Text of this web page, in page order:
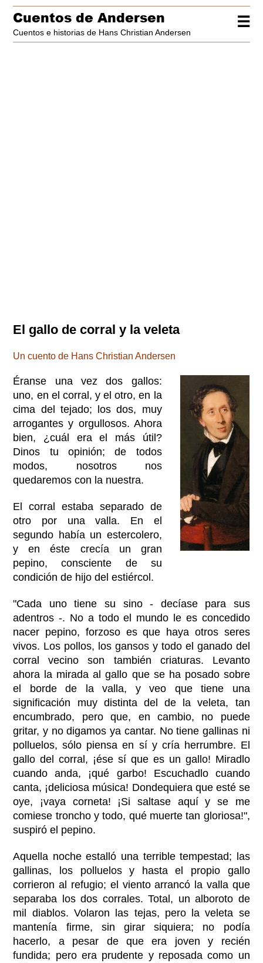
☰
Cuentos de Andersen
Cuentos e historias de Hans Christian Andersen
El gallo de corral y la veleta
Un cuento de Hans Christian Andersen
Éranse una vez dos gallos:
uno, en el corral, y el otro, en la
cima del tejado; los dos, muy
arrogantes y orgullosos. Ahora
bien, ¿cuál era el más útil?
Dinos tu opinión; de todos
modos, nosotros nos
quedaremos con la nuestra.
El corral estaba separado de
otro por una valla. En el
segundo había un estercolero,
y en éste crecía un gran
pepino, consciente de su
condición de hijo del estiércol.
"Cada uno tiene su sino - decíase para sus
adentros -. No a todo el mundo le es concedido
nacer pepino, forzoso es que haya otros seres
vivos. Los pollos, los gansos y todo el ganado del
corral vecino son también criaturas. Levanto
ahora la mirada al gallo que se ha posado sobre
el borde de la valla, y veo que tiene una
significación muy distinta del de la veleta, tan
encumbrado, pero que, en cambio, no puede
gritar, y no digamos ya cantar. No tiene gallinas ni
polluelos, sólo piensa en sí y cría herrumbre. El
gallo del corral, ¡ése sí que es un gallo! Miradlo
cuando anda, ¡qué garbo! Escuchadlo cuando
canta, ¡deliciosa música! Dondequiera que esté se
oye, ¡vaya corneta! ¡Si saltase aquí y se me
comiese troncho y todo, qué muerte tan gloriosa!",
suspiró el pepino.
Aquella noche estalló una terrible tempestad; las
gallinas, los polluelos y hasta el propio gallo
corrieron al refugio; el viento arrancó la valla que
separaba los dos corrales. Total, un alboroto de
mil diablos. Volaron las tejas, pero la veleta se
mantenía firme, sin girar siquiera; no podía
hacerlo, a pesar de que era joven y recién
fundida; pero era prudente y reposada como un